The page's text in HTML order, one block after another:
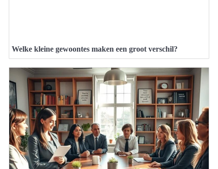
Welke kleine gewoontes maken een groot verschil?